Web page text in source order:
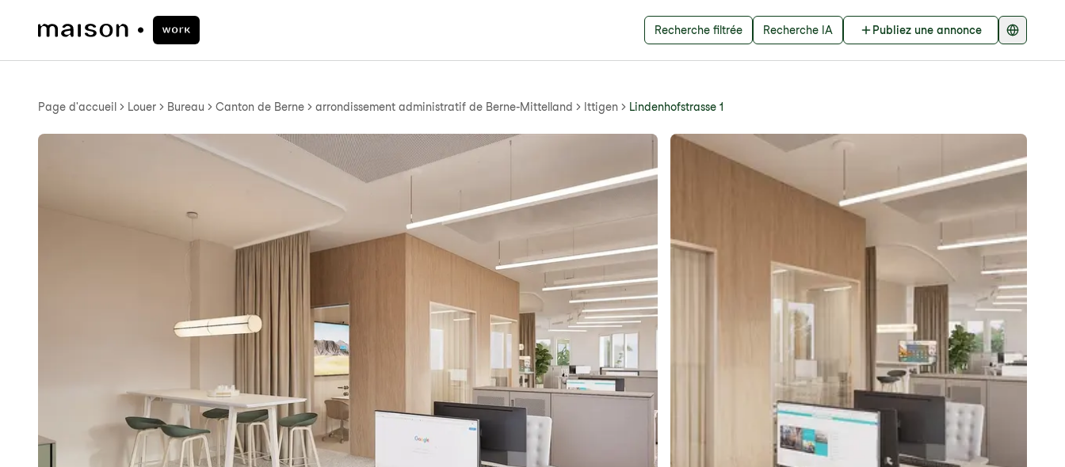
Recherche filtrée Recherche IA Publiez une annonce
Page d'accueil Louer Bureau Canton de Berne arrondissement administratif de Berne-Mittelland Ittigen Lindenhofstrasse 1